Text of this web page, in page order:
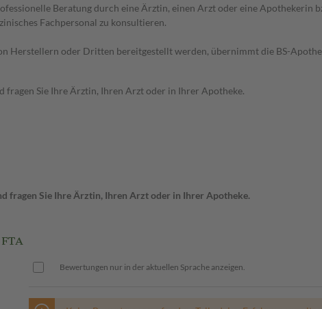
Beratung durch eine Ärztin, einen Arzt oder eine Apothekerin
Fachpersonal zu konsultieren.
Herstellern oder Dritten bereitgestellt werden, übernimmt die BS-
fragen Sie Ihre Ärztin, Ihren Arzt oder in Ihrer Apotheke.
fragen Sie Ihre Ärztin, Ihren Arzt oder in Ihrer Apotheke.
Bewertungen nur in der aktuellen Sprache anzeigen.